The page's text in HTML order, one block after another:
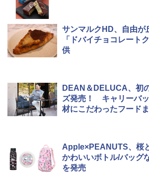
サンマルクHD、自由が
「ドバイチョコレート
供
DEAN＆DELUCA、初
ズ発売！ キャリーバ
材にこだわったフード
Apple×PEANUTS、桜
かわいいボトル/バッグ
を発売